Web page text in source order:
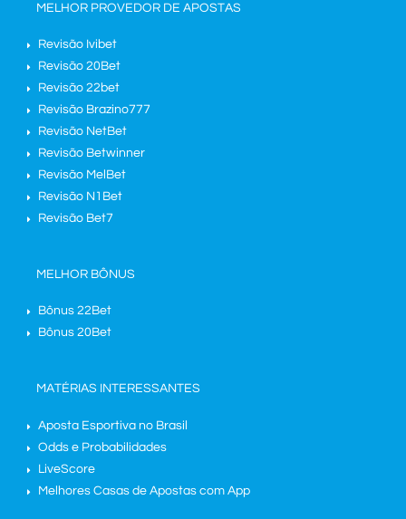
MELHOR PROVEDOR DE APOSTAS
Revisão Ivibet
Revisão 20Bet
Revisão 22bet
Revisão Brazino777
Revisão NetBet
Revisão Betwinner
Revisão MelBet
Revisão N1Bet
Revisão Bet7
MELHOR BÔNUS
Bônus 22Bet
Bônus 20Bet
MATÉRIAS INTERESSANTES
Aposta Esportiva no Brasil
Odds e Probabilidades
LiveScore
Melhores Casas de Apostas com App